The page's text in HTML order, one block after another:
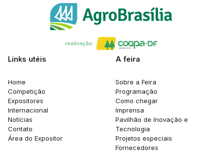
Links utéis
Home
Competição
Expositores
Internacional
Notícias
Contato
Área do Expositor
A feira
Sobre a Feira
Programação
Como chegar
Imprensa
Pavilhão de Inovação e
Tecnologia
Projetos especiais
Fornecedores